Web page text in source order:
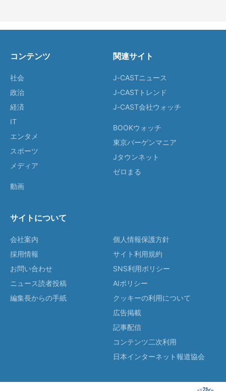
コンテンツ
社会
政治
経済
IT
エンタメ
スポーツ
メディア
動画
関連サイト
J-CASTニュース
J-CASTトレンド
J-CAST会社ウォッチ
BOOKウォッチ
東京バーゲンマニア
Jタウンネット
ゼロまる
サイトについて
会社案内
採用情報
お問い合わせ
ニュース読者投稿
編集長からの手紙
個人情報保護方針
サイト利用規約
SNS利用ポリシー
AIポリシー
クッキーの利用について
広告掲載
記事配信
コンテンツ二次利用
日本インターネット報道協会